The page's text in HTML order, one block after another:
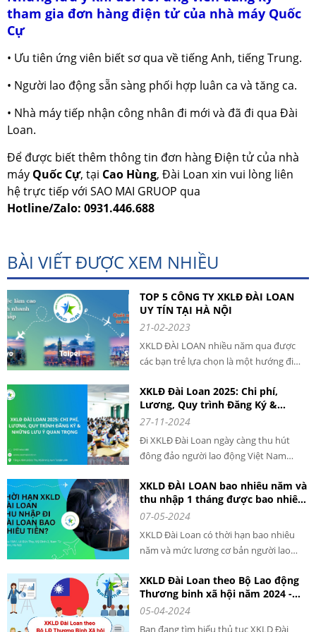
tham gia đơn hàng điện tử của nhà máy Quốc
Cự
• Ưu tiên ứng viên biết sơ qua về tiếng Anh, tiếng Trung.
• Người lao động sẵn sàng phối hợp luân ca và tăng ca.
• Nhà máy tiếp nhận công nhân đi mới và đã đi qua Đài
Loan.
Để được biết thêm thông tin đơn hàng Điện tử của nhà
máy Quốc Cự, tại Cao Hùng, Đài Loan xin vui lòng liên
hệ trực tiếp với SAO MAI GRUOP qua
Hotline/Zalo: 0931.446.688
BÀI VIẾT ĐƯỢC XEM NHIỀU
TOP 5 CÔNG TY XKLĐ ĐÀI LOAN
UY TÍN TẠI HÀ NỘI
21-02-2023
XKLD ĐÀI LOAN nhiều năm qua được
các bạn trẻ lựa chọn là một hướng đi
thu nhập. Mỗi năm có hàng ngàn lao
động VIỆT NAM qua ĐÀI LOAN làm việc
với mức thu nhập cao và ổn định.
XKLĐ Đài Loan 2025: Chi phí,
Lương, Quy trình Đăng Ký &
Những Lưu Ý Quan Trọng cho
LOAN
27-11-2024
Đi XKLĐ Đài Loan ngày càng thu hút
đông đảo người lao động Việt Nam
mức lương ổn định và quy trình rõ ràng,
XKLĐ Đài Loan năm 2025 là cơ hội tuyệt
vời để bạn nâng cao thu nhập và phát
triển bản thân.
XKLD ĐÀI LOAN bao nhiêu năm và
thu nhập 1 tháng được bao nhiêu
tiền?
07-05-2024
XKLD Đài Loan có thời hạn bao nhiêu
năm và mức lương cơ bản người lao
là câu hỏi được rất nhiều người đặt ra
khi tìm hiểu về xuất khẩu lao động tại
Đài Loan. Theo thông tin mới nhất từ
Chính phủ nước này, thu nhập của lao
XKLD Đài Loan theo Bộ Lao động
Thương binh xã hội năm 2024 -
THÔNG TIN CHI TIẾT
05-04-2024
Bạn đang tìm hiểu thủ tục XKLD Đài